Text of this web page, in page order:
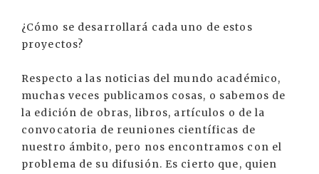
¿Cómo se desarrollará cada uno de estos
proyectos?
Respecto a las noticias del mundo académico,
muchas veces publicamos cosas, o sabemos de
la edición de obras, libros, artículos o de la
convocatoria de reuniones científicas de
nuestro ámbito, pero nos encontramos con el
problema de su difusión. Es cierto que, quien